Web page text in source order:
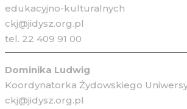
edukacyjno-kulturalnych
ckj@jidysz.org.pl
tel. 22 409 91 00
Dominika Ludwig
Koordynatorka Żydowskiego
ckj@jidysz.org.pl